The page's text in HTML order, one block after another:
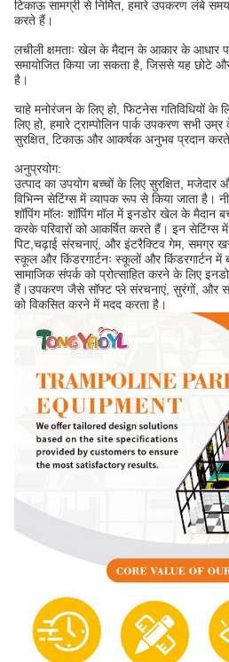
टिकाऊ सामग्री से निर्मित, हमारे उपकरण लंबे
करते हैं।
लचीली क्षमताः खेल के मैदान के आकार के आधार पर
समायोजित किया जा सकता है, जिससे यह छोटे
है।
चाहे मनोरंजन के लिए हो, फिटनेस गतिविधियों के
लिए हो, हमारे ट्राम्पोलिन पार्क उपकरण सभी
सुरक्षित, टिकाऊ और आकर्षक अनुभव प्रदान
अनुप्रयोग:
उत्पाद का उपयोग बच्चों के लिए सुरक्षित,
विभिन्न सेटिंग्स में व्यापक रूप से किया जाता है।
शॉपिंग मॉलः शॉपिंग मॉल में इनडोर खेल के मैदान
करके परिवारों को आकर्षित करते हैं। इन सेटिंग्स
पिट,चढ़ाई संरचनाएं, और इंटरैक्टिव गेम, समग्र
स्कूल और किंडरगार्टनः स्कूलों और किंडरगार्टन में
सामाजिक संपर्क को प्रोत्साहित करने के लिए
हैं।उपकरण जैसे सॉफ्ट प्ले संरचनाएं, सुरंगों, और
को विकसित करने में मदद करता है।